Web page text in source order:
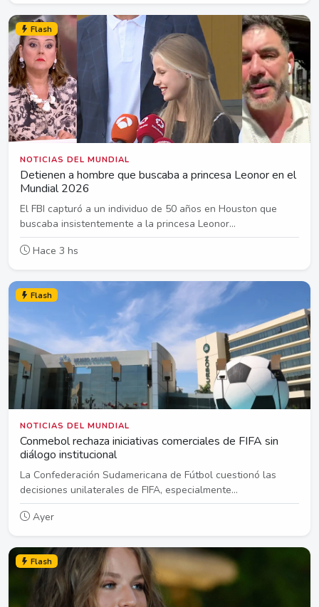
Flash
NOTICIAS DEL MUNDIAL
Detienen a hombre que buscaba a princesa Leonor en el
Mundial 2026
El FBI capturó a un individuo de 50 años en Houston que
buscaba insistentemente a la princesa Leonor...
Hace 3 hs
Flash
NOTICIAS DEL MUNDIAL
Conmebol rechaza iniciativas comerciales de FIFA sin
diálogo institucional
La Confederación Sudamericana de Fútbol cuestionó las
decisiones unilaterales de FIFA, especialmente...
Ayer
Flash